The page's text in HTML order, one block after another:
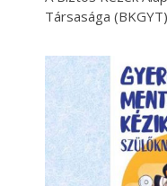
Társasága